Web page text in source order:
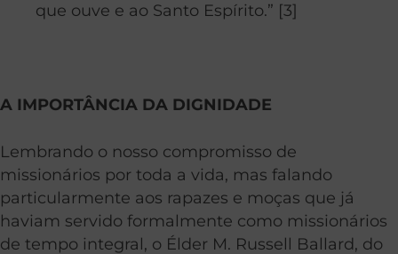
que ouve e ao Santo Espírito.” [3]
A IMPORTÂNCIA DA DIGNIDADE
Lembrando o nosso compromisso de
missionários por toda a vida, mas falando
particularmente aos rapazes e moças que já
haviam servido formalmente como missionários
de tempo integral, o Élder M. Russell Ballard, do